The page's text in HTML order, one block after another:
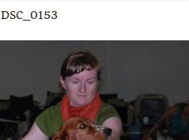
DSC_0153